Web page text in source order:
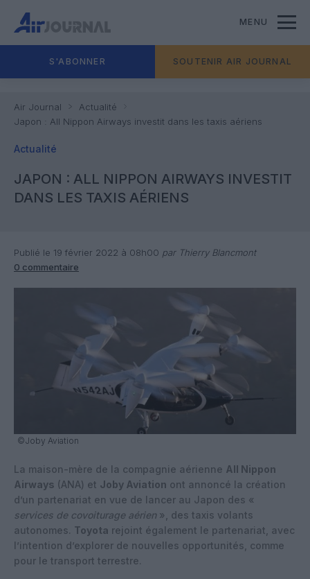
MENU
S'ABONNER SOUTENIR AIR JOURNAL
Air Journal
Actualité
Japon : All Nippon Airways investit dans les taxis aériens
Actualité
JAPON : ALL NIPPON AIRWAYS INVESTIT
DANS LES TAXIS AÉRIENS
Publié le 19 février 2022 à 08h00 par Thierry Blancmont
0 commentaire
©Joby Aviation
La maison-mère de la compagnie aérienne All Nippon
Airways (ANA) et Joby Aviation ont annoncé la création
d’un partenariat en vue de lancer au Japon des «
services de covoiturage aérien », des taxis volants
autonomes. Toyota rejoint également le partenariat, avec
l’intention d’explorer de nouvelles opportunités, comme
pour le transport terrestre.